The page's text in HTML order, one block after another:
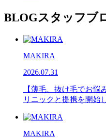
BLOGスタッフブ
MAKIRA
2026.07.31
【薄毛、抜け毛でお
リニックと提携を開始
MAKIRA